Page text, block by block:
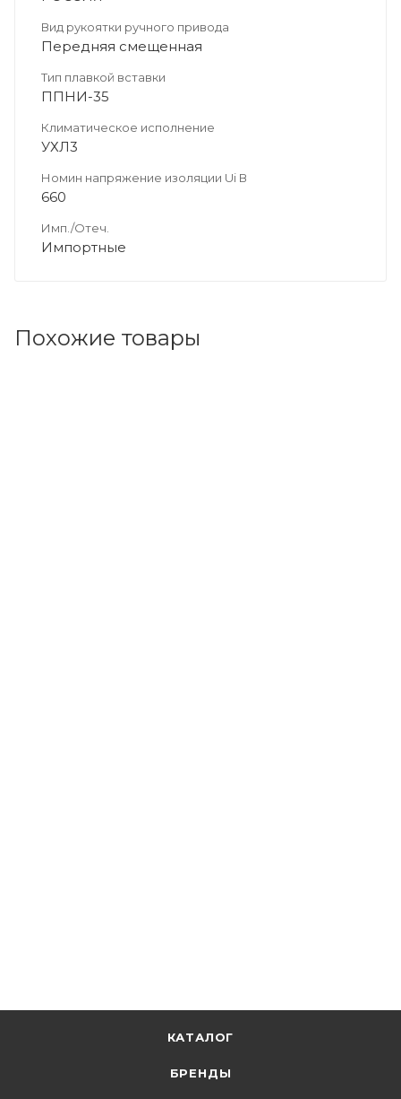
Вид рукоятки ручного привода
Передняя смещенная
Тип плавкой вставки
ППНИ-35
Климатическое исполнение
УХЛ3
Номин напряжение изоляции Ui В
660
Имп./Отеч.
Импортные
Похожие товары
КАТАЛОГ
БРЕНДЫ